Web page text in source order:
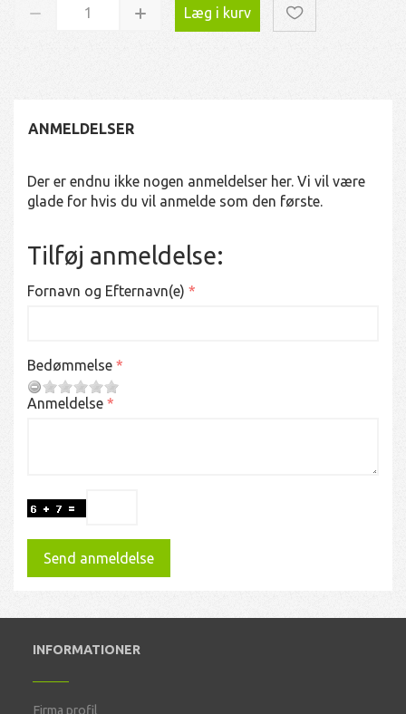
Læg i kurv
ANMELDELSER
Der er endnu ikke nogen anmeldelser her. Vi vil være
glade for hvis du vil anmelde som den første.
Tilføj anmeldelse:
Fornavn og Efternavn(e)
Bedømmelse
Anmeldelse
Send anmeldelse
INFORMATIONER
Firma profil